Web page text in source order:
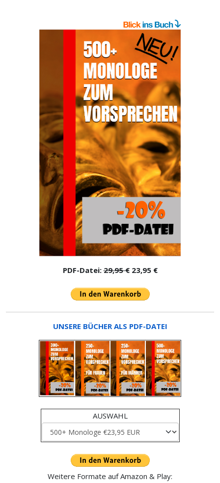
PDF-Datei:29,95 €23,95 €
UNSERE BÜCHER ALS PDF-DATEI
AUSWAHL
Weitere Formate auf Amazon & Play: